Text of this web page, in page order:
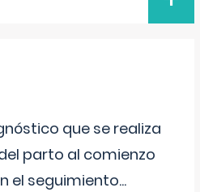
que se realiza
parto al comienzo
el seguimiento...